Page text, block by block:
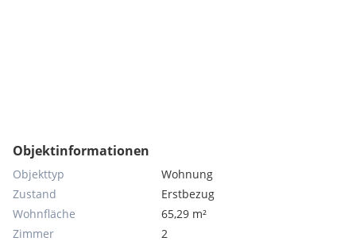
Objektinformationen
Objekttyp
Wohnung
Zustand
Erstbezug
Wohnfläche
65,29 m²
Zimmer
2